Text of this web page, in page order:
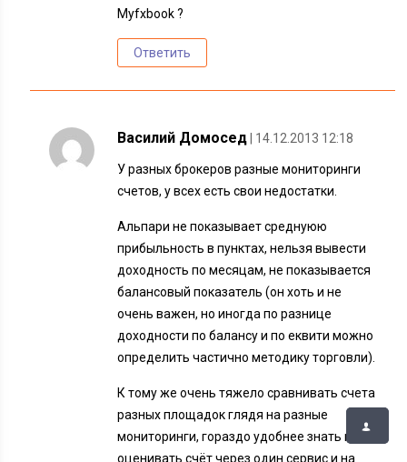
Myfxbook ?
Ответить
Василий Домосед | 14.12.2013 12:18
У разных брокеров разные мониторинги
счетов, у всех есть свои недостатки.
Альпари не показывает среднуюю
прибыльность в пунктах, нельзя вывести
доходность по месяцам, не показывается
балансовый показатель (он хоть и не
очень важен, но иногда по разнице
доходности по балансу и по еквити можно
определить частично методику торговли).
К тому же очень тяжело сравнивать счета
разных площадок глядя на разные
мониторинги, гораздо удобнее знать как
оценивать счёт через один сервис и на